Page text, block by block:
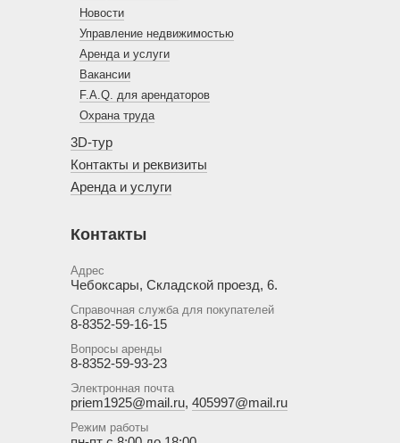
Новости
Управление недвижимостью
Аренда и услуги
Вакансии
F.A.Q. для арендаторов
Охрана труда
3D-тур
Контакты и реквизиты
Аренда и услуги
Контакты
Адрес
Чебоксары, Складской проезд, 6.
Справочная служба для покупателей
8-8352-59-16-15
Вопросы аренды
8-8352-59-93-23
Электронная почта
priem1925@mail.ru, 405997@mail.ru
Режим работы